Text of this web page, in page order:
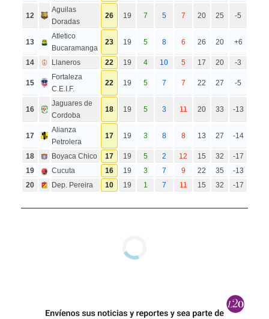
12
Aguilas
Doradas
26 19 7 5 7 20 25 -5
13
Atletico
Bucaramanga
23 19 5 8 6 26 20 +6
14 Llaneros 22 19 4 10 5 17 20 -3
15
Fortaleza
C.E.I.F.
22 19 5 7 7 22 27 -5
16
Jaguares de
Cordoba
18 19 5 3 11 20 33 -13
17
Alianza
Petrolera
17 19 3 8 8 13 27 -14
18 Boyaca Chico 17 19 5 2 12 15 32
-17
19
Cucuta 16 19 3 7 9 22 35
-13
20
Dep. Pereira 10 19 1 7 11 15 32 -17